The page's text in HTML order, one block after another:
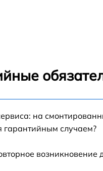
Indesit WIL 1000
на
гарантийным случаем?
возникновение